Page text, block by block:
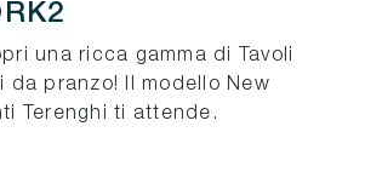
una ricca gamma di Tavoli
da pranzo! Il modello New
Terenghi ti attende.